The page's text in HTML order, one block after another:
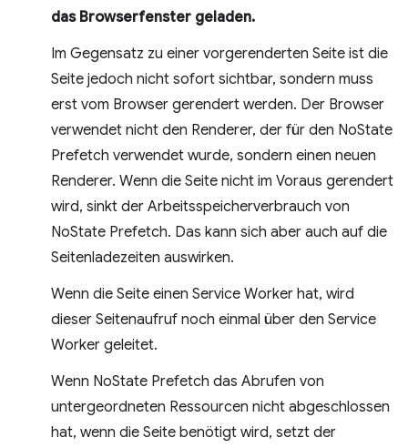
das Browserfenster geladen.
Im Gegensatz zu einer vorgerenderten Seite ist die
Seite jedoch nicht sofort sichtbar, sondern muss
erst vom Browser gerendert werden. Der Browser
verwendet nicht den Renderer, der für den NoState
Prefetch verwendet wurde, sondern einen neuen
Renderer. Wenn die Seite nicht im Voraus gerendert
wird, sinkt der Arbeitsspeicherverbrauch von
NoState Prefetch. Das kann sich aber auch auf die
Seitenladezeiten auswirken.
Wenn die Seite einen Service Worker hat, wird
dieser Seitenaufruf noch einmal über den Service
Worker geleitet.
Wenn NoState Prefetch das Abrufen von
untergeordneten Ressourcen nicht abgeschlossen
hat, wenn die Seite benötigt wird, setzt der